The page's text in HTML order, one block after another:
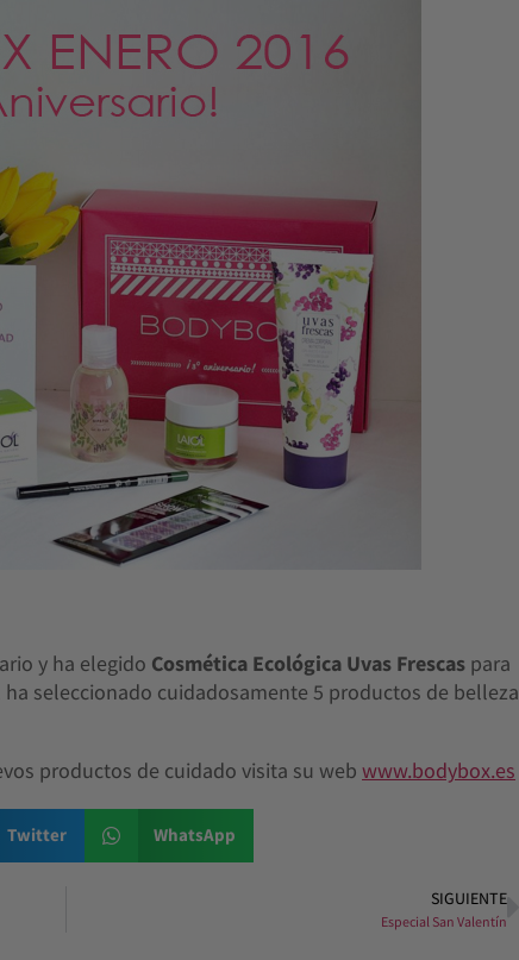
y ha elegido Cosmética Ecológica Uvas Frescas para
seleccionado cuidadosamente 5 productos de belleza
productos de cuidado visita su web www.bodybox.es
Twitter WhatsApp
SIGUIENTE
Especial San Valentín